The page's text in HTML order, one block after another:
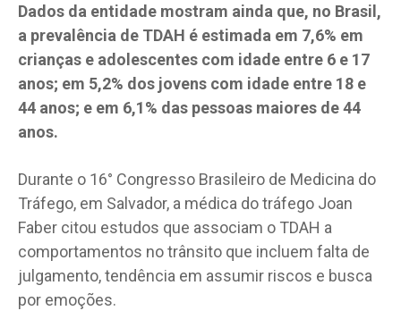
Dados da entidade mostram ainda que, no Brasil,
a prevalência de TDAH é estimada em 7,6% em
crianças e adolescentes com idade entre 6 e 17
anos; em 5,2% dos jovens com idade entre 18 e
44 anos; e em 6,1% das pessoas maiores de 44
anos.
Durante o 16° Congresso Brasileiro de Medicina do
Tráfego, em Salvador, a médica do tráfego Joan
Faber citou estudos que associam o TDAH a
comportamentos no trânsito que incluem falta de
julgamento, tendência em assumir riscos e busca
por emoções.